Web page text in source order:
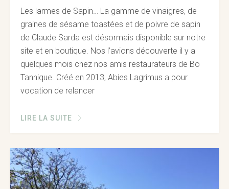
Les larmes de Sapin… La gamme de vinaigres, de
graines de sésame toastées et de poivre de sapin
de Claude Sarda est désormais disponible sur notre
site et en boutique. Nos l’avions découverte il y a
quelques mois chez nos amis restaurateurs de Bo
Tannique. Créé en 2013, Abies Lagrimus a pour
vocation de relancer
LIRE LA SUITE